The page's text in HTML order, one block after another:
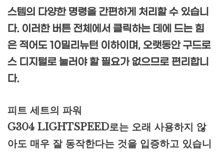
스템의 다양한 명령을 간편하게 처리할 수 있습니
다. 이러한 버튼 전체에서 클릭하는 데에 드는 힘
은 적어도 10밀리뉴턴 이하이며, 오랫동안 구드로
스 디지털로 눌러야 할 필요가 없으므로 편리합니
다.
피트 세트의 파워
G304 LIGHTSPEED로는 오래 사용하지 않
아도 매우 잘 동작한다는 것을 입증하고 있습니